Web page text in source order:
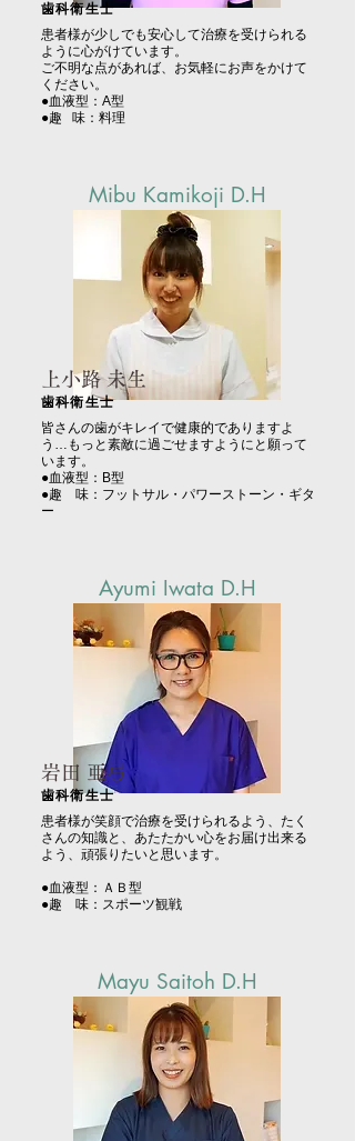
歯科衛生士
患者様が少しでも安心して治療を受けられる
ように心がけています。
ご不明な点があれば、お気軽にお声をかけて
ください。
●血液型：A型
●趣 味：料理
Mibu Kamikoji D.H
上小路 未生
歯科衛生士
皆さんの歯がキレイで健康的でありますよ
う…もっと素敵に過ごせますようにと願って
います。
●血液型：B型
●趣 味：フットサル・パワーストーン・ギタ
ー
Ayumi Iwata D.H
岩田 亜弓
歯科衛生士
患者様が笑顔で治療を受けられるよう、たく
さんの知識と、あたたかい心をお届け出来る
よう、頑張りたいと思います。
●血液型：ＡＢ型
●趣 味：スポーツ観戦
Mayu Saitoh D.H